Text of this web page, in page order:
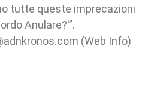
tutte queste imprecazioni
Anulare?'”.
(Web Info)